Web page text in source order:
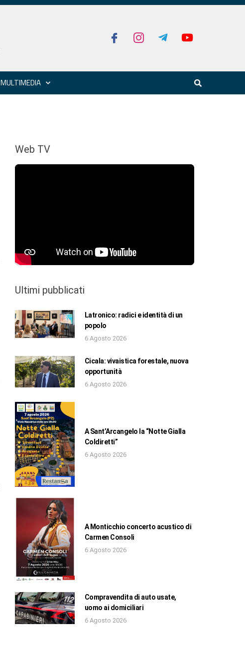
MULTIMEDIA
Web TV
Ultimi pubblicati
Latronico: radici e identità di un
popolo
6 Agosto 2026
Cicala: vivaistica forestale, nuova
opportunità
6 Agosto 2026
A Sant’Arcangelo la “Notte Gialla
Coldiretti”
6 Agosto 2026
A Monticchio concerto acustico di
Carmen Consoli
6 Agosto 2026
Compravendita di auto usate,
uomo ai domiciliari
6 Agosto 2026